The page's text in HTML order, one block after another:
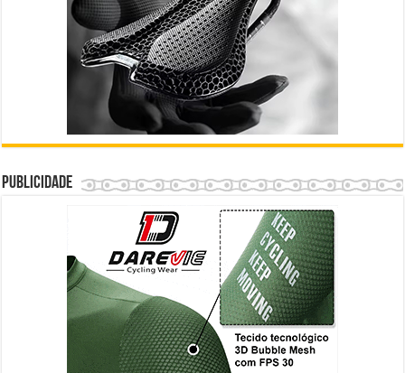
Publicidade